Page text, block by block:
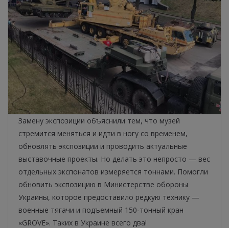
Замену экспозиции объяснили тем, что музей
стремится меняться и идти в ногу со временем,
обновлять экспозиции и проводить актуальные
выставочные проекты. Но делать это непросто — вес
отдельных экспонатов измеряется тоннами. Помогли
обновить экспозицию в Министерстве обороны
Украины, которое предоставило редкую технику —
военные тягачи и подъемный 150-тонный кран
«GROVE». Таких в Украине всего два!